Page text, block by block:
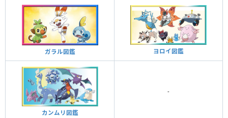
ガラル図鑑 ヨロイ図鑑
カンムリ図鑑
-